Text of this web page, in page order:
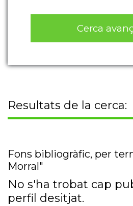
Cerca
Resultats de la cerca:
Fons bibliogràfic, per
Morral"
No s'ha trobat cap
perfil desitjat.